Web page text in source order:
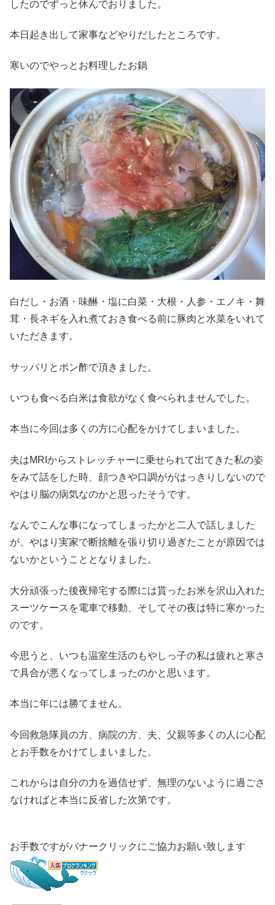
したのでずっと休んでおりました。
本日起き出して家事などやりだしたところです。
寒いのでやっとお料理したお鍋
白だし・お酒・味醂・塩に白菜・大根・人参・エノキ・舞
茸・長ネギを入れ煮ておき食べる前に豚肉と水菜をいれて
いただきます。
サッパリとポン酢で頂きました。
いつも食べる白米は食欲がなく食べられませんでした。
本当に今回は多くの方に心配をかけてしまいました。
夫はMRIからストレッチャーに乗せられて出てきた私の姿
をみて話をした時、顔つきや口調ががはっきりしないので
やはり脳の病気なのかと思ったそうです。
なんでこんな事になってしまったかと二人で話しました
が、やはり実家で断捨離を張り切り過ぎたことが原因では
ないかということとなりました。
大分頑張った後夜帰宅する際には貰ったお米を沢山入れた
スーツケースを電車で移動、そしてその夜は特に寒かった
のです。
今思うと、いつも温室生活のもやしっ子の私は疲れと寒さ
で具合が悪くなってしまったのかと思います。
本当に年には勝てません。
今回救急隊員の方、病院の方、夫、父親等多くの人に心配
とお手数をかけてしまいました。
これからは自分の力を過信せず、無理のないように過ごさ
なければと本当に反省した次第です。
お手数ですがバナークリックにご協力お願い致します